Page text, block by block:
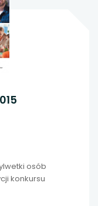
osób
konkursu